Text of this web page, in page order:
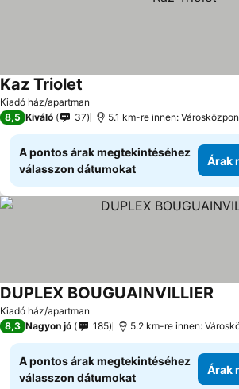
Kiadó ház/apartman
Kaz Triolet
8,5 Kiváló 37 5.1 km-re innen:
A pontos árak megtekintéséhez
válasszon dátumokat
Árak
Kiadó ház/apartman
DUPLEX BOUGUAINVILLIER
8,3 Nagyon jó 185 5.2 km-re innen:
A pontos árak megtekintéséhez
válasszon dátumokat
Árak